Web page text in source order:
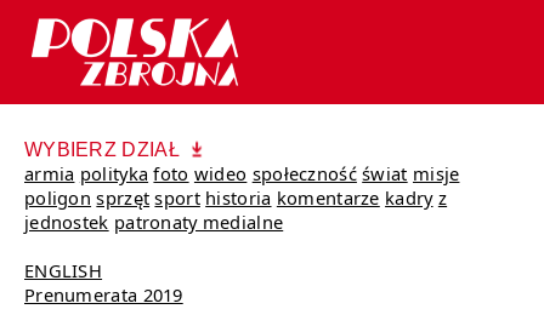
WYBIERZ DZIAŁ
armia polityka foto wideo społeczność świat misje
poligon sprzęt sport historia komentarze kadry z
jednostek patronaty medialne
ENGLISH
Prenumerata 2019